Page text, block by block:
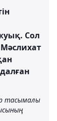
Сол
тасымалы